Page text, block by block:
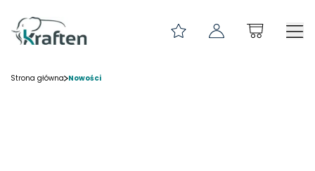
Strona główna Nowości